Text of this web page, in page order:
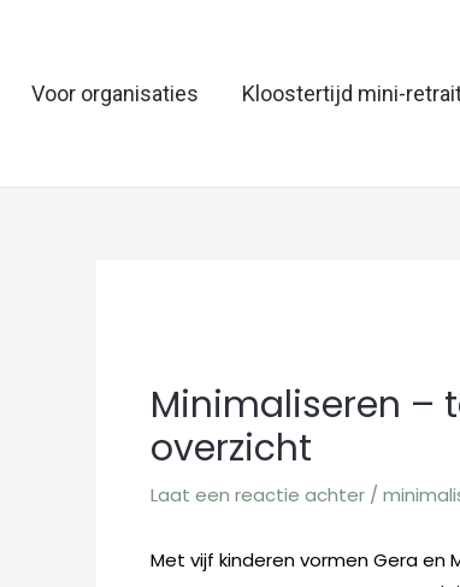
Voor organisaties Kloostertijd mini-
Minimaliseren –
overzicht
Laat een reactie achter /
Met vijf kinderen vormen Gera en